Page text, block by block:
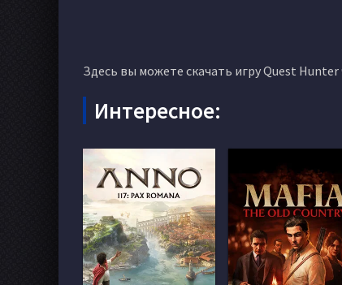
Здесь вы можете скачать игру Quest
Интересное: